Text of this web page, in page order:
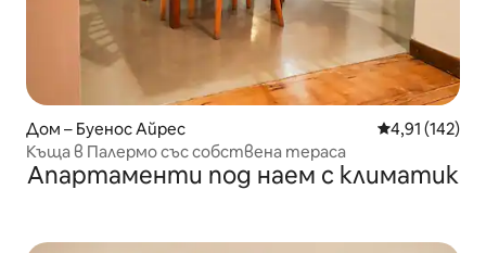
Дом – Буенос Айрес Средна
4,91 (142)
Къща в Палермо със собствена тераса
Апартаменти под наем с климатик